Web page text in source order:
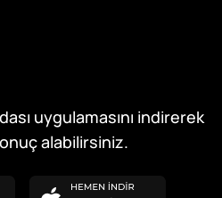
uygulamasını indirerek
alabilirsiniz.